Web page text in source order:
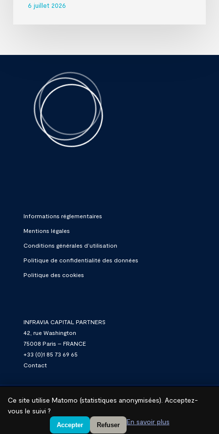
Ce site utilise Matomo (statistiques anonymisées). Acceptez-
vous le suivi ?
Accepter Refuser En savoir plus
6 juillet 2026
Informations réglementaires
Mentions légales
Conditions générales d’utilisation
Politique de confidentialité des données
Politique des cookies
INFRAVIA CAPITAL PARTNERS
42, rue Washington
75008 Paris – FRANCE
+33 (0)1 85 73 69 65
Contact
© 2026 InfraVia.We connect. We power. We grow.